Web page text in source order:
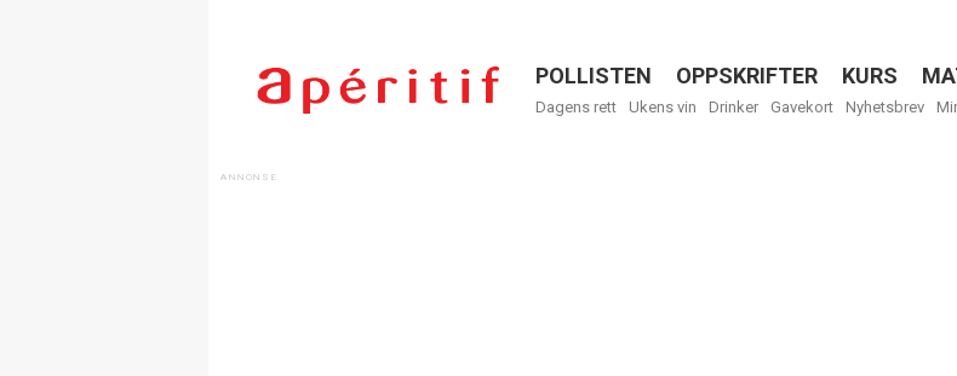
Menu
POLLISTEN OPPSKRIFTER KURS
Dagens rett Ukens vin Drinker Gavekort Nyhetsbrev